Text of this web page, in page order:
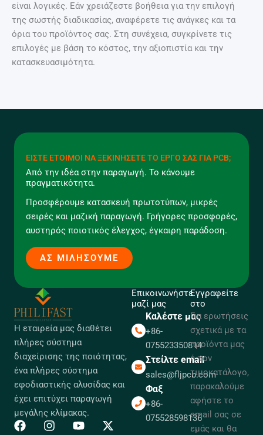
είναι λογικές. Εάν χρειάζεστε βοήθεια για την επιλογή
της σωστής διαδικασίας, αναφέρετε τις ανάγκες και τα
όρια του προϊόντος σας. Στη συνέχεια, συγκρίνετε τις
επιλογές με βάση το κόστος, την αξιοπιστία και την
κατασκευασιμότητα.
ΕΊΣΤΕ ΈΤΟΙΜΟΙ ΝΑ ΞΕΚΙΝΉΣΕΤΕ ΤΟ ΈΡΓΟ ΣΑΣ ΓΙΑ PCB;
Από την ιδέα στην παραγωγή. Το κάνουμε
πραγματικότητα.
Προσφέρουμε κατασκευή πρωτοτύπων, μικρές
σειρές και μαζική παραγωγή. Γρήγορες προσφορές,
αυστηρός ποιοτικός έλεγχος, έγκαιρη παράδοση.
ΑΣ ΜΙΛΉΣΟΥΜΕ
Η εταιρεία μας διαθέτει
πλήρες σύστημα
διαχείρισης της ποιότητας,
ένα πλήρες σύστημα
εφοδιαστικής αλυσίδας και
έχει επιτύχει παραγωγή
μεγάλης κλίμακας.
Επικοινωνήστε
μαζί μας
Καλέστε μας
+86-
075523350814
Στείλτε email
sales@fljpcb.com
Φαξ
+86-
075528598136
Εγγραφείτε
στο
Για ερωτήσεις
σχετικά με τα
προϊόντα μας
ή τον
τιμοκατάλογο,
παρακαλούμε
αφήστε το
email σας σε
εμάς και θα